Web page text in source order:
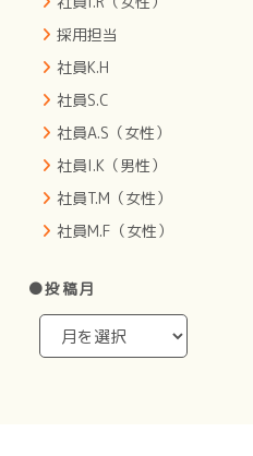
採用担当
社員K.H
社員S.C
社員A.S（女性）
社員I.K（男性）
社員T.M（女性）
社員M.F（女性）
●投稿月